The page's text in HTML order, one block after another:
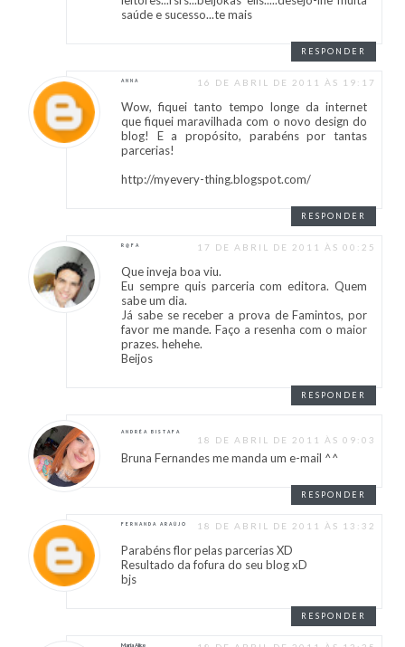
saúde e sucesso...te mais
RESPONDER
ANNA 16 DE ABRIL DE 2011 ÀS 19:17
Wow, fiquei tanto tempo longe da internet
que fiquei maravilhada com o novo design do
blog! E a propósito, parabéns por tantas
parcerias!
http://myevery-thing.blogspot.com/
RESPONDER
R@FA 17 DE ABRIL DE 2011 ÀS 00:25
Que inveja boa viu.
Eu sempre quis parceria com editora. Quem
sabe um dia.
Já sabe se receber a prova de Famintos, por
favor me mande. Faço a resenha com o maior
prazes. hehehe.
Beijos
RESPONDER
ANDRÉA BISTAFA
18 DE ABRIL DE 2011 ÀS 09:03
Bruna Fernandes me manda um e-mail ^^
RESPONDER
FERNANDA ARAÚJO 18 DE ABRIL DE 2011 ÀS 13:32
Parabéns flor pelas parcerias XD
Resultado da fofura do seu blog xD
bjs
RESPONDER
Maria Alice